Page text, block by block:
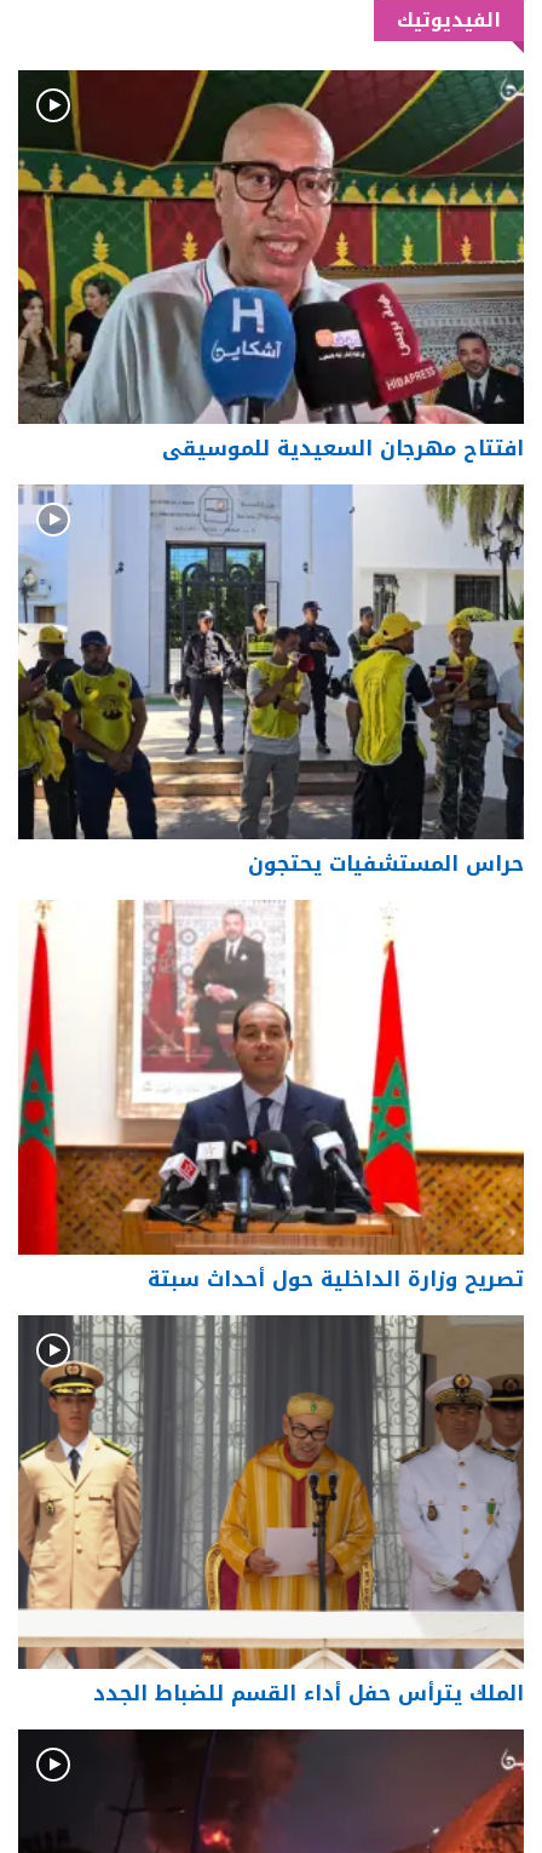
الفيديوتيك
افتتاح مهرجان السعيدية للموسيقى
حراس المستشفيات يحتجون
تصريح وزارة الداخلية حول أحداث سبتة
الملك يترأس حفل أداء القسم للضباط الجدد